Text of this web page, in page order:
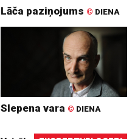
Lāča paziņojums © DIENA
Slepena vara © DIENA